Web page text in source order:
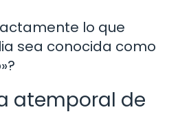
lo que
sea conocida como
atemporal de